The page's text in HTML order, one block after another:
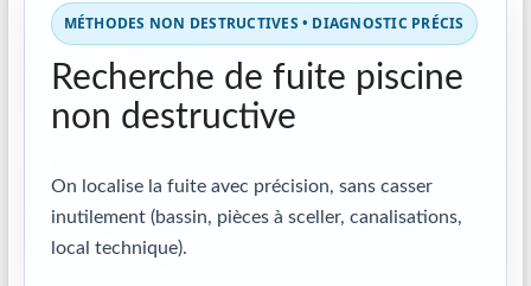
MÉTHODES NON DESTRUCTIVES • DIAGNOSTIC PRÉCIS
Recherche de fuite piscine
non destructive
On localise la fuite avec précision, sans casser
inutilement (bassin, pièces à sceller, canalisations,
local technique).